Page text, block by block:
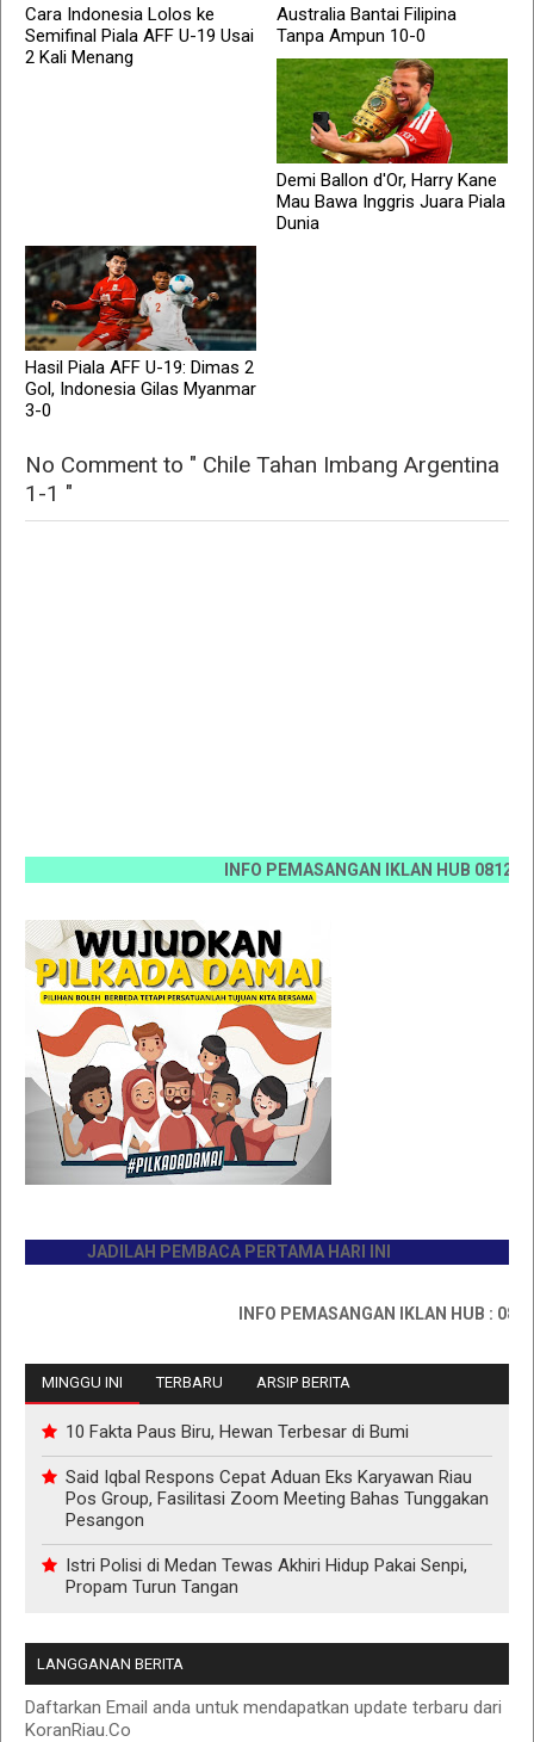
Cara Indonesia Lolos ke
Semifinal Piala AFF U-19 Usai
2 Kali Menang
Australia Bantai Filipina
Tanpa Ampun 10-0
Demi Ballon d'Or, Harry Kane
Mau Bawa Inggris Juara Piala
Dunia
Hasil Piala AFF U-19: Dimas 2
Gol, Indonesia Gilas Myanmar
3-0
No Comment to " Chile Tahan Imbang Argentina
1-1 "
INFO PEMASANGAN IKLAN HUB 0812
JADILAH PEMBACA PERTAMA HARI INI
INFO PEMASANGAN IKLAN HUB :
MINGGU INI TERBARU ARSIP BERITA
10 Fakta Paus Biru, Hewan Terbesar di Bumi
Said Iqbal Respons Cepat Aduan Eks Karyawan Riau
Pos Group, Fasilitasi Zoom Meeting Bahas Tunggakan
Pesangon
Istri Polisi di Medan Tewas Akhiri Hidup Pakai Senpi,
Propam Turun Tangan
LANGGANAN BERITA
Daftarkan Email anda untuk mendapatkan update terbaru dari
KoranRiau.Co